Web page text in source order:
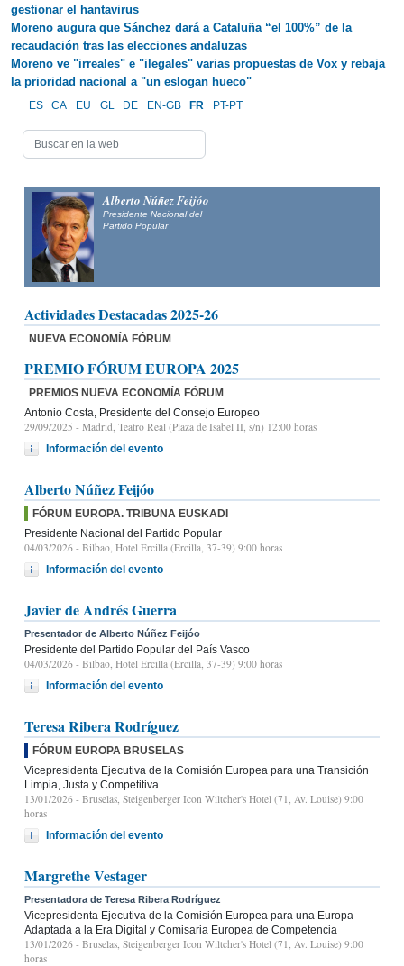
gestionar el hantavirus
Moreno augura que Sánchez dará a Cataluña “el 100%” de la
recaudación tras las elecciones andaluzas
Moreno ve "irreales" e "ilegales" varias propuestas de Vox y rebaja
la prioridad nacional a "un eslogan hueco"
ES CA EU GL DE EN-GB FR PT-PT
Alberto Núñez Feijóo
Presidente Nacional del
Partido Popular
Actividades Destacadas 2025-26
NUEVA ECONOMÍA FÓRUM
PREMIO FÓRUM EUROPA 2025
PREMIOS NUEVA ECONOMÍA FÓRUM
Antonio Costa, Presidente del Consejo Europeo
29/09/2025 - Madrid, Teatro Real (Plaza de Isabel II, s/n) 12:00 horas
Información del evento
Alberto Núñez Feijóo
FÓRUM EUROPA. TRIBUNA EUSKADI
Presidente Nacional del Partido Popular
04/03/2026 - Bilbao, Hotel Ercilla (Ercilla, 37-39) 9:00 horas
Información del evento
Javier de Andrés Guerra
Presentador de Alberto Núñez Feijóo
Presidente del Partido Popular del País Vasco
04/03/2026 - Bilbao, Hotel Ercilla (Ercilla, 37-39) 9:00 horas
Información del evento
Teresa Ribera Rodríguez
FÓRUM EUROPA BRUSELAS
Vicepresidenta Ejecutiva de la Comisión Europea para una Transición
Limpia, Justa y Competitiva
13/01/2026 - Bruselas, Steigenberger Icon Wiltcher's Hotel (71, Av. Louise) 9:00
horas
Información del evento
Margrethe Vestager
Presentadora de Teresa Ribera Rodríguez
Vicepresidenta Ejecutiva de la Comisión Europea para una Europa
Adaptada a la Era Digital y Comisaria Europea de Competencia
13/01/2026 - Bruselas, Steigenberger Icon Wiltcher's Hotel (71, Av. Louise) 9:00
horas